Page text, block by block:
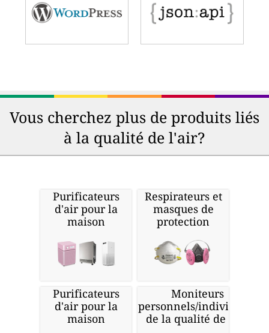
Vous cherchez plus de produits liés
à la qualité de l'air?
Purificateurs
d'air pour la
maison
Respirateurs et
masques de
protection
Purificateurs
d'air pour la
maison
Moniteurs
personnels/individuels
de la qualité de l'air